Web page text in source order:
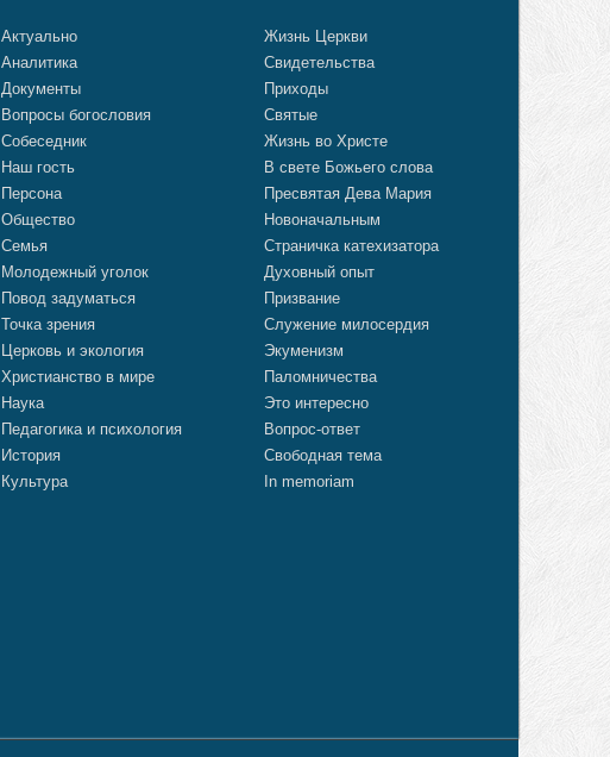
Актуально
Аналитика
Документы
Вопросы богословия
Собеседник
Наш гость
Персона
Общество
Семья
Молодежный уголок
Повод задуматься
Точка зрения
Церковь и экология
Христианство в мире
Наука
Педагогика и психология
История
Культура
Жизнь Церкви
Свидетельства
Приходы
Святые
Жизнь во Христе
В свете Божьего слова
Пресвятая Дева Мария
Новоначальным
Страничка катехизатора
Духовный опыт
Призвание
Служение милосердия
Экуменизм
Паломничества
Это интересно
Вопрос-ответ
Свободная тема
In memoriam